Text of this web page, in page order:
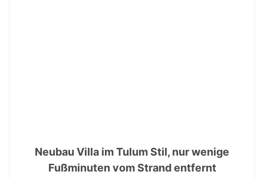
Neubau Villa im Tulum Stil, nur wenige
Fußminuten vom Strand entfernt